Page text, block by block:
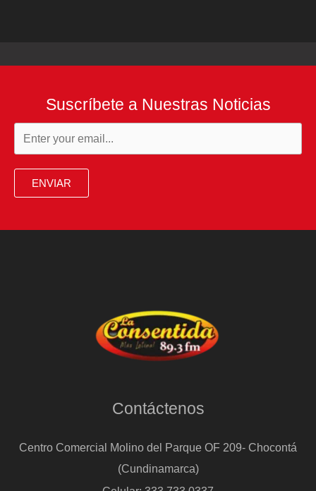
Suscríbete a Nuestras Noticias
ENVIAR
Contáctenos
Centro Comercial Molino del Parque OF 209- Chocontá
(Cundinamarca)